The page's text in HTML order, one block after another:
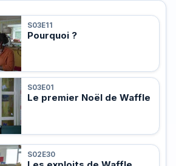
S03E11
Pourquoi ?
S03E01
Le premier Noël de Waffle
S02E30